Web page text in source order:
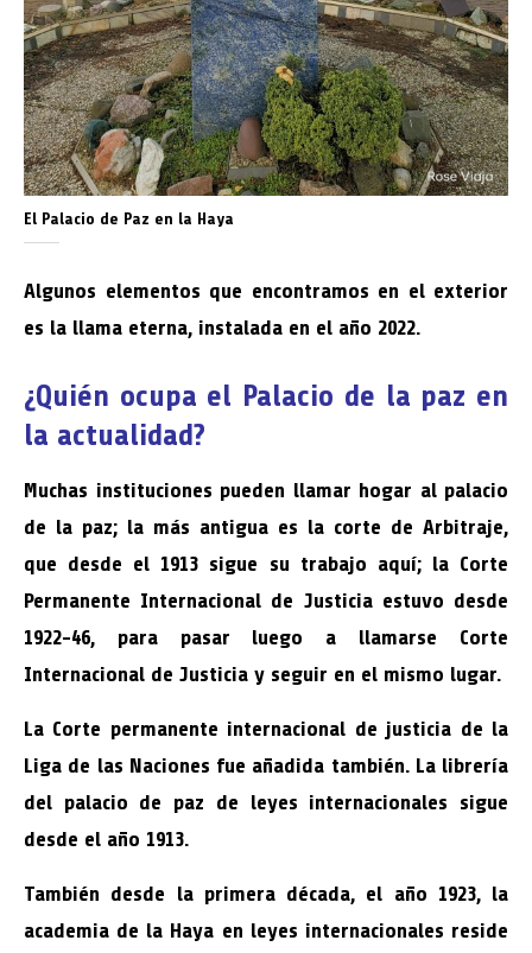
El Palacio de Paz en la Haya
Algunos elementos que encontramos en el exterior
es la llama eterna, instalada en el año 2022.
¿Quién ocupa el Palacio de la paz en
la actualidad?
Muchas instituciones pueden llamar hogar al palacio
de la paz; la más antigua es la corte de Arbitraje,
que desde el 1913 sigue su trabajo aquí; la Corte
Permanente Internacional de Justicia estuvo desde
1922-46, para pasar luego a llamarse Corte
Internacional de Justicia y seguir en el mismo lugar.
La Corte permanente internacional de justicia de la
Liga de las Naciones fue añadida también. La librería
del palacio de paz de leyes internacionales sigue
desde el año 1913.
También desde la primera década, el año 1923, la
academia de la Haya en leyes internacionales reside